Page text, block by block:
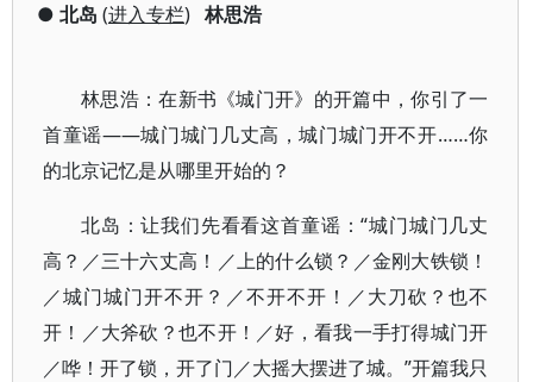
● 北岛 (进入专栏)林思浩
林思浩：在新书《城门开》的开篇中，你引了一
首童谣——城门城门几丈高，城门城门开不开……你
的北京记忆是从哪里开始的？
北岛：让我们先看看这首童谣：“城门城门几丈
高？／三十六丈高！／上的什么锁？／金刚大铁锁！
／城门城门开不开？／不开不开！／大刀砍？也不
开！／大斧砍？也不开！／好，看我一手打得城门开
／哗！开了锁，开了门／大摇大摆进了城。”开篇我只